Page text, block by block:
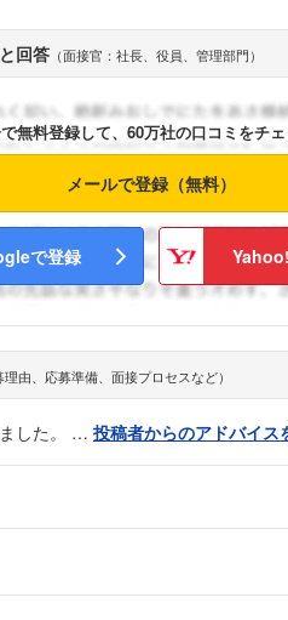
回答 （面接官：社長、役員、管理部門）
無料登録して、60万社の口コミをチェ
メールで登録（無料）
で登録
理由、応募準備、面接プロセスなど）
した。 … 投稿者からのアドバイス